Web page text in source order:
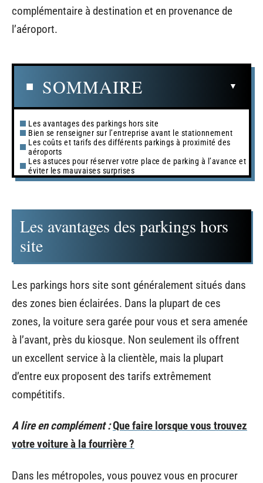
complémentaire à destination et en provenance de
l’aéroport.
SOMMAIRE
Les avantages des parkings hors site
Bien se renseigner sur l’entreprise avant le stationnement
Les coûts et tarifs des différents parkings à proximité des
aéroports
Les astuces pour réserver votre place de parking à l’avance et
éviter les mauvaises surprises
Les avantages des parkings hors
site
Les parkings hors site sont généralement situés dans
des zones bien éclairées. Dans la plupart de ces
zones, la voiture sera garée pour vous et sera amenée
à l’avant, près du kiosque. Non seulement ils offrent
un excellent service à la clientèle, mais la plupart
d’entre eux proposent des tarifs extrêmement
compétitifs.
A lire en complément :Que faire lorsque vous trouvez
votre voiture à la fourrière ?
Dans les métropoles, vous pouvez vous en procurer